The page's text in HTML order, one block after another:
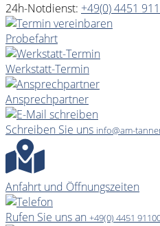
24h-Notdienst: +49(0) 4451
Probefahrt
Werkstatt-Termin
Ansprechpartner
Schreiben Sie uns info@am-
Anfahrt und Öffnungszeiten
Rufen Sie uns an +49(0) 4451